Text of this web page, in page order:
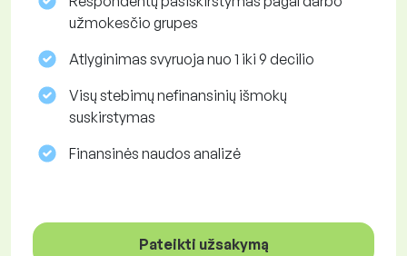
užmokesčio grupes
Atlyginimas svyruoja nuo 1 iki 9 decilio
Visų stebimų nefinansinių išmokų
suskirstymas
Finansinės naudos analizė
Pateikti užsakymą